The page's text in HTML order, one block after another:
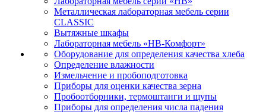
Металлическая лабораторная мебель серии
CLASSIC
Вытяжные шкафы
Лабораторная мебель «НВ-Комфорт»
Оборудование для определения качества хлеба
Определение влажности
Измельчение и пробоподготовка
Приборы для оценки качества зерна
Пробоотборники, термоштанги и щупы
Приборы для определения числа падения